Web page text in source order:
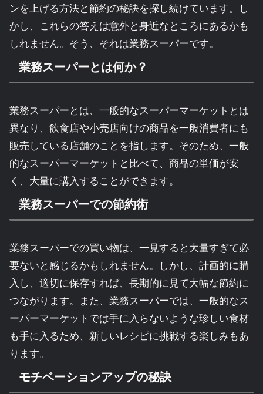
ンを上げる方法と節約の秘訣を探し続けています。し
かし、これらの答えは意外と身近なところにあるかも
しれません。そう、それは業務スーパーです。
業務スーパーとは何か？
業務スーパーとは、一般的なスーパーマーケットとは
異なり、飲食店や小売店向けの商品を一般消費者にも
販売している店舗のことを指します。そのため、一般
的なスーパーマーケットと比べて、商品の単価が安
く、大量に購入することができます。
業務スーパーでの節約術
業務スーパーでの買い物は、一見すると大量すぎて必
要ないと感じるかもしれません。しかし、計画的に購
入し、適切に保存すれば、長期的に見て大幅な節約に
つながります。また、業務スーパーでは、一般的なス
ーパーマーケットでは手に入らないような珍しい食材
も手に入るため、新しいレシピに挑戦する楽しみもあ
ります。
モチベーションアップの秘訣